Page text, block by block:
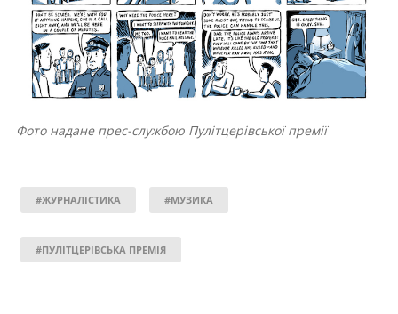
Фото надане прес-службою Пулітцерівської премії
#ЖУРНАЛІСТИКА #МУЗИКА
#ПУЛІТЦЕРІВСЬКА ПРЕМІЯ